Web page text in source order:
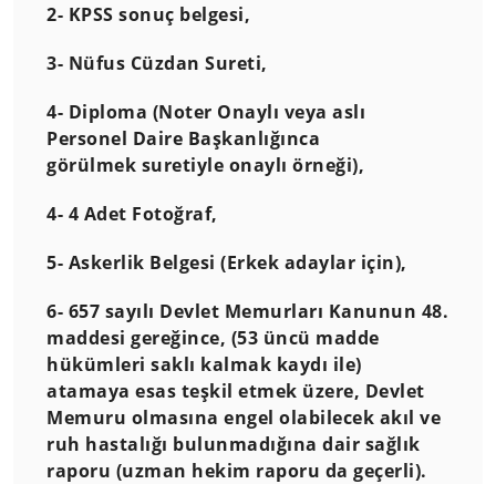
2- KPSS sonuç belgesi,
3- Nüfus Cüzdan Sureti,
4- Diploma (Noter Onaylı veya aslı
Personel Daire Başkanlığınca
görülmek suretiyle onaylı örneği),
4- 4 Adet Fotoğraf,
5- Askerlik Belgesi (Erkek adaylar için),
6- 657 sayılı Devlet Memurları Kanunun 48.
maddesi gereğince, (53 üncü madde
hükümleri saklı kalmak kaydı ile)
atamaya esas teşkil etmek üzere, Devlet
Memuru olmasına engel olabilecek akıl ve
ruh hastalığı bulunmadığına dair sağlık
raporu (uzman hekim raporu da geçerli).